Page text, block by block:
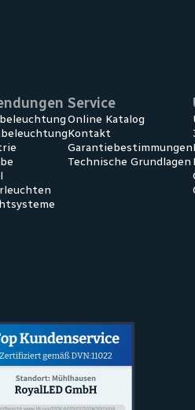
Service
Online Katalog
Kontakt
Garantiebestimmungen
Technische Grundlagen